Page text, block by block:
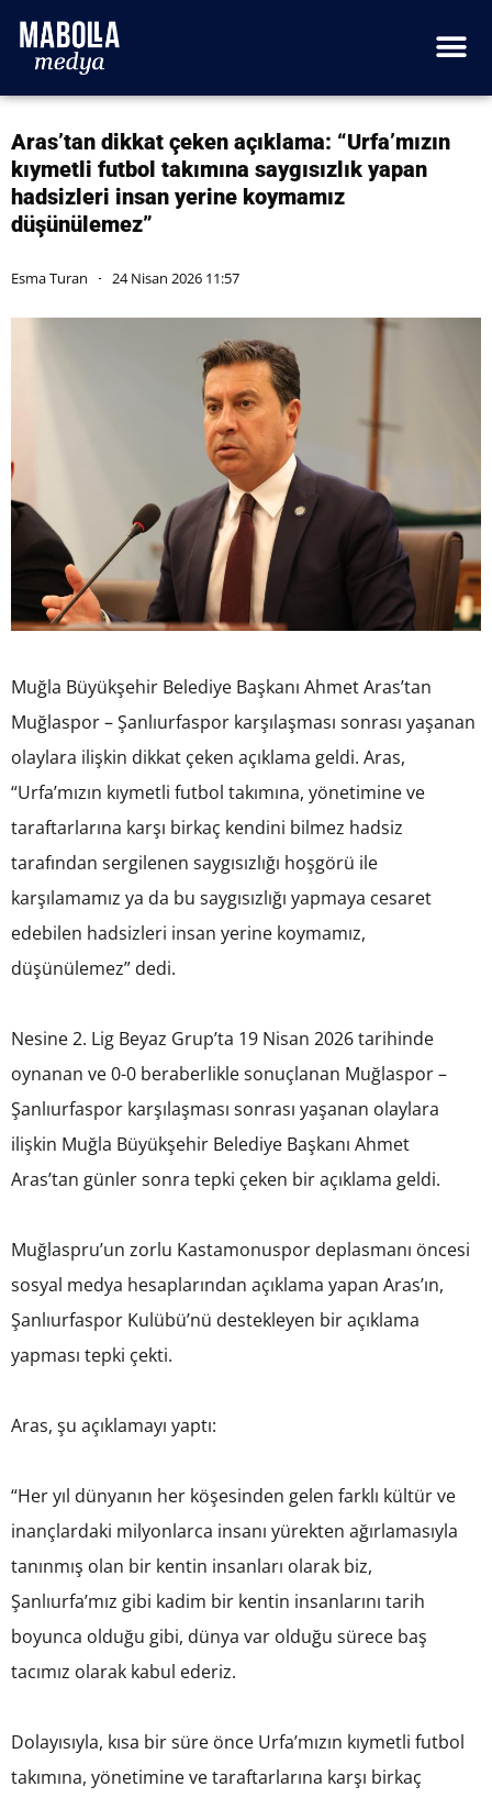
Aras’tan dikkat çeken açıklama: “Urfa’mızın
kıymetli futbol takımına saygısızlık yapan
hadsizleri insan yerine koymamız
düşünülemez”
Esma Turan 24 Nisan 2026 11:57
Muğla Büyükşehir Belediye Başkanı Ahmet Aras’tan
Muğlaspor – Şanlıurfaspor karşılaşması sonrası yaşanan
olaylara ilişkin dikkat çeken açıklama geldi. Aras,
“Urfa’mızın kıymetli futbol takımına, yönetimine ve
taraftarlarına karşı birkaç kendini bilmez hadsiz
tarafından sergilenen saygısızlığı hoşgörü ile
karşılamamız ya da bu saygısızlığı yapmaya cesaret
edebilen hadsizleri insan yerine koymamız,
düşünülemez” dedi.
Nesine 2. Lig Beyaz Grup’ta 19 Nisan 2026 tarihinde
oynanan ve 0-0 beraberlikle sonuçlanan Muğlaspor –
Şanlıurfaspor karşılaşması sonrası yaşanan olaylara
ilişkin Muğla Büyükşehir Belediye Başkanı Ahmet
Aras’tan günler sonra tepki çeken bir açıklama geldi.
Muğlaspru’un zorlu Kastamonuspor deplasmanı öncesi
sosyal medya hesaplarından açıklama yapan Aras’ın,
Şanlıurfaspor Kulübü’nü destekleyen bir açıklama
yapması tepki çekti.
Aras, şu açıklamayı yaptı:
“Her yıl dünyanın her köşesinden gelen farklı kültür ve
inançlardaki milyonlarca insanı yürekten ağırlamasıyla
tanınmış olan bir kentin insanları olarak biz,
Şanlıurfa’mız gibi kadim bir kentin insanlarını tarih
boyunca olduğu gibi, dünya var olduğu sürece baş
tacımız olarak kabul ederiz.
Dolayısıyla, kısa bir süre önce Urfa’mızın kıymetli futbol
takımına, yönetimine ve taraftarlarına karşı birkaç